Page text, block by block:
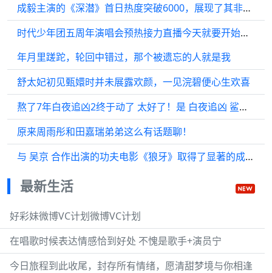
成毅主演的《深潜》首日热度突破6000，展现了其非凡的实力
时代少年团五周年演唱会预热接力直播今天就要开始了…
年月里蹉跎，轮回中错过，那个被遗忘的人就是我
舒太妃初见甄嬛时并未展露欢颜，一见浣碧便心生欢喜
熬了7年白夜追凶2终于动了 太好了！是 白夜追凶 鲨回来了！ 白夜破晓 潘粤明
原来周雨彤和田嘉瑞弟弟这么有话题聊！
与 吴京 合作出演的功夫电影《狼牙》取得了显著的成功…
最新生活
好彩妹微博VC计划微博VC计划
在唱歌时候表达情感恰到好处 不愧是歌手+演员宁
今日旅程到此收尾，封存所有情绪，愿清甜梦境与你相逢